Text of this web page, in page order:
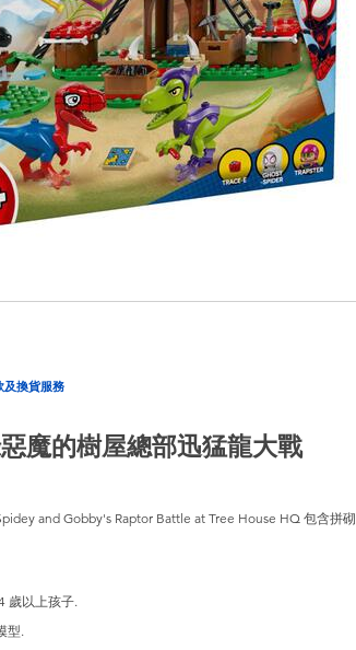
及換貨服務
魔的樹屋總部迅猛龍大戰
and Gobby's Raptor Battle at Tree House HQ 包含拼砌
歲以上孩子.
型.